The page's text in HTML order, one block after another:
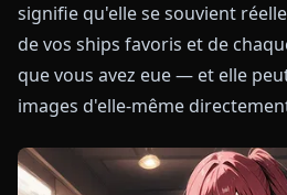
signifie qu'elle se souvient
de vos ships favoris et de
que vous avez eue — et elle
images d'elle-même